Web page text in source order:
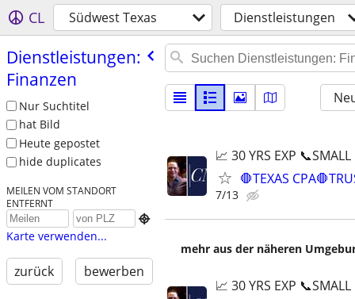
CL Südwest Texas Dienstleistungen
Dienstleistungen:
Finanzen
Nur Suchtitel
hat Bild
Heute gepostet
hide duplicates
MEILEN VOM STANDORT
ENTFERNT

Karte verwenden...
zurück bewerben
📈 30 YRS EXP
🛑TEXAS
7/13
mehr aus der näheren
📈 30 YRS EXP